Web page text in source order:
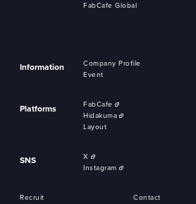
FabCafe Global
Information Company Profile
Event
Platforms FabCafe
Hidakuma
Layout
SNS X
Instagram
Recruit
Contact